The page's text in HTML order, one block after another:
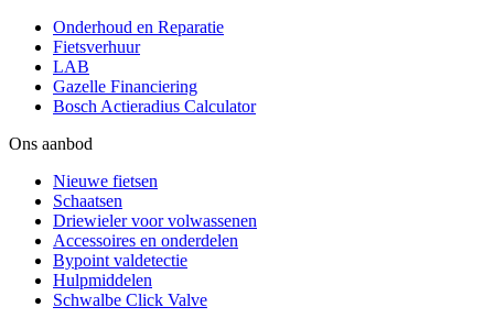
Onderhoud en Reparatie
Fietsverhuur
LAB
Gazelle Financiering
Bosch Actieradius Calculator
Ons aanbod
Nieuwe fietsen
Schaatsen
Driewieler voor volwassenen
Accessoires en onderdelen
Bypoint valdetectie
Hulpmiddelen
Schwalbe Click Valve